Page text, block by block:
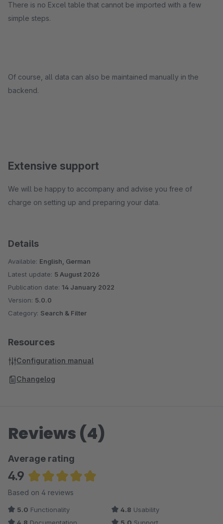
There is no Excel table that cannot be imported with a few
simple steps.
Of course, all data can also be maintained manually in the
backend.
Extensive support
We will be happy to accompany and advise you free of
charge on setting up and preparing your data.
Details
Available: English, German
Latest update: 5 August 2026
Publication date: 14 January 2022
Version: 5.0.0
Category: Search & Filter
Resources
Configuration manual
Changelog
Reviews (4)
Average rating
4.9
Average rating of 4.88 out of 5 stars
Based on 4 reviews
5.0 Functionality 4.8 Usability